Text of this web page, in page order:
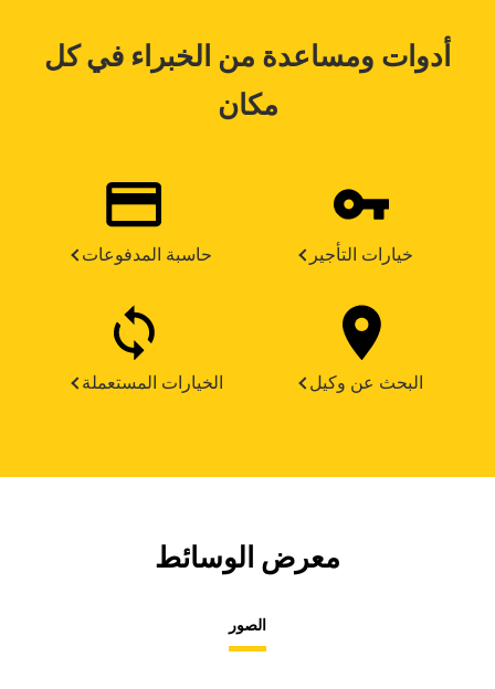
أدوات ومساعدة من الخبراء في كل
مكان
حاسبة المدفوعات خيارات التأجير
الخيارات المستعملة البحث عن وكيل
معرض الوسائط
الصور